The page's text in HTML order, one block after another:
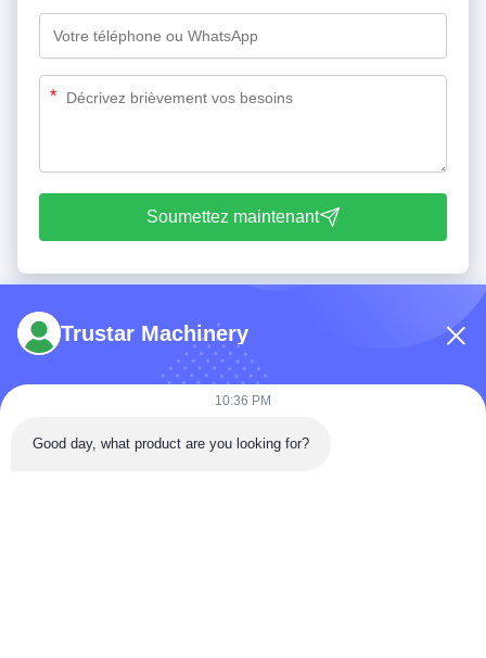
*
Soumettez maintenant
Tél: 86-180-5882-0351
Trustar Machinery
10:36 PM
Good day, what product are you looking for?